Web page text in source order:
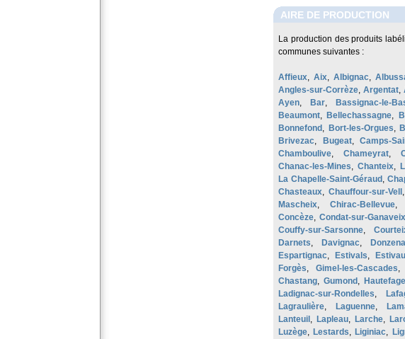
AIRE DE PRODUCTION
La production des produits
communes suivantes :
Affieux, Aix, Albignac,
Angles-sur-Corrèze, Argentat,
Ayen, Bar, Bassignac-le-
Beaumont, Bellechassagne,
Bonnefond , Bort-les-Orgues,
Brivezac, Bugeat, Camps-
Chamboulive, Chameyrat,
Chanac-les-Mines,Chanteix,
La Chapelle-Saint-Géraud ,
Chasteaux, Chauffour-sur-Vell ,
Mascheix, Chirac-Bellevue,
Concèze,Condat-sur-Ganaveix
Couffy-sur-Sarsonne,
Darnets, Davignac,
Espartignac, Estivals,
Forgès, Gimel-les-Cascades,
Chastang, Gumond , Hautefage
Ladignac-sur-Rondelles,
Lagraulière, Laguenne,
Lanteuil , Lapleau, Larche,
Luzège, Lestards, Liginiac,